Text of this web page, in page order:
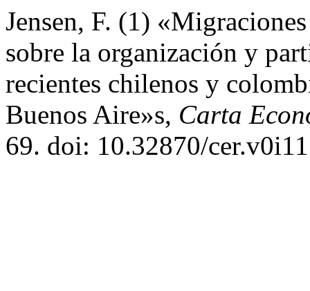
Jensen, F. (1)
sobre la organización y
recientes chilenos y
Buenos Aire»s, Carta
69. doi: 10.32870/